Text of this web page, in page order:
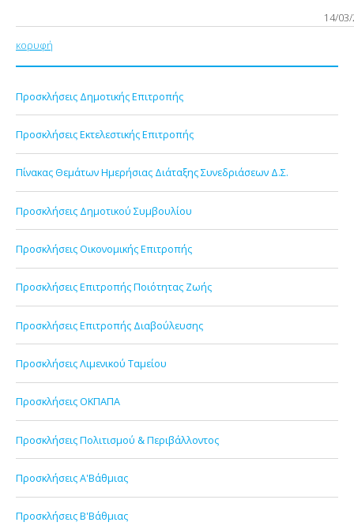
14/
κορυφή
Προσκλήσεις Δημοτικής Επιτροπής
Προσκλήσεις Εκτελεστικής Επιτροπής
Πίνακας Θεμάτων Ημερήσιας Διάταξης Συνεδριάσεων Δ.Σ.
Προσκλήσεις Δημοτικού Συμβουλίου
Προσκλήσεις Οικονομικής Επιτροπής
Προσκλήσεις Επιτροπής Ποιότητας Ζωής
Προσκλήσεις Επιτροπής Διαβούλευσης
Προσκλήσεις Λιμενικού Ταμείου
Προσκλήσεις ΟΚΠΑΠΑ
Προσκλήσεις Πολιτισμού & Περιβάλλοντος
Προσκλήσεις Α'Βάθμιας
Προσκλήσεις Β'Βάθμιας